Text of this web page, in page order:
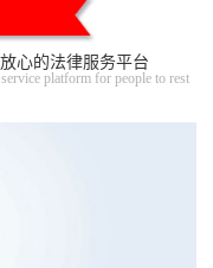
心的法律服务平台
platform for people to rest